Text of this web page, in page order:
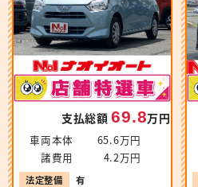
支払総額69.8万円
車両本体
65.6万円
諸費用
4.2万円
法定整備
有